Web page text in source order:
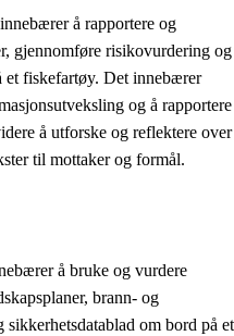
å rapportere og
gjennomføre risikovurdering og
et fiskefartøy. Det innebærer
og å rapportere
å utforske og reflektere over
til mottaker og formål.
å bruke og vurdere
brann- og
om bord på et